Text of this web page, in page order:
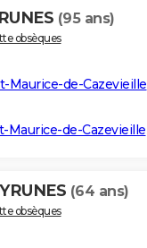
(95 ans)
obsèques
Maurice-de-Cazevieille
Maurice-de-Cazevieille
(64 ans)
obsèques